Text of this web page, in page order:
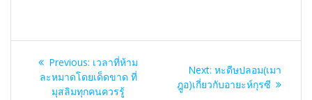
แนะแนว
เรื่อง
Previous: Previous
post:
เวลาที่ห้าม
ละหมาดโดยเด็ดขาด ที่
มุสลิมทุกคนควรรู้
Next: Next
post:
หะดีษปลอม(เมา
ฎูอ)เกี่ยวกับอายะห์กุรซี